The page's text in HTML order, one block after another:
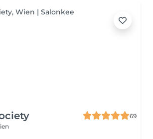
69